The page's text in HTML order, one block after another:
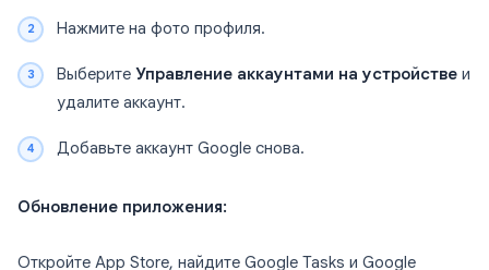
Нажмите на фото профиля.
Выберите Управление аккаунтами на устройстве и
удалите аккаунт.
Добавьте аккаунт Google снова.
Обновление приложения:
Откройте App Store, найдите Google Tasks и Google